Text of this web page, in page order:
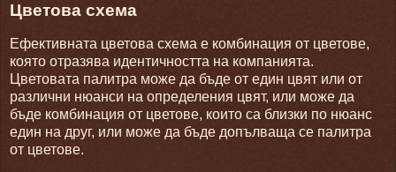
Цветова схема
Ефективната цветова схема е комбинация от цветове,
която отразява идентичността на компанията.
Цветовата палитра може да бъде от един цвят или от
различни нюанси на определения цвят, или може да
бъде комбинация от цветове, които са близки по нюанс
един на друг, или може да бъде допълваща се палитра
от цветове.